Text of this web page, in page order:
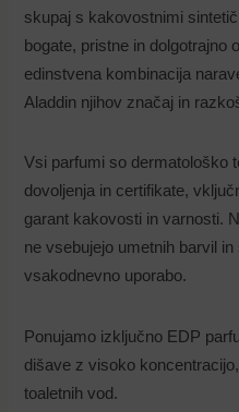
skupaj s kakovostnimi
bogate, pristne in dolgotrajno
edinstvena kombinacija
Aladdin njihov značaj in
Vsi parfumi so dermatološko
dovoljenja in certifikate,
garant kakovosti in varnosti.
ne vsebujejo umetnih barvil
vsakodnevno uporabo.
Ponujamo izključno EDP
dišave z visoko
toaletnih vod.